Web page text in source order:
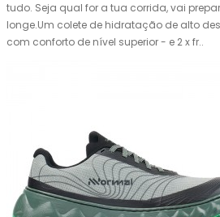
tudo. Seja qual for a tua corrida, vai
longe.Um colete de hidratação de alto
com conforto de nível superior - e 2 x fr..